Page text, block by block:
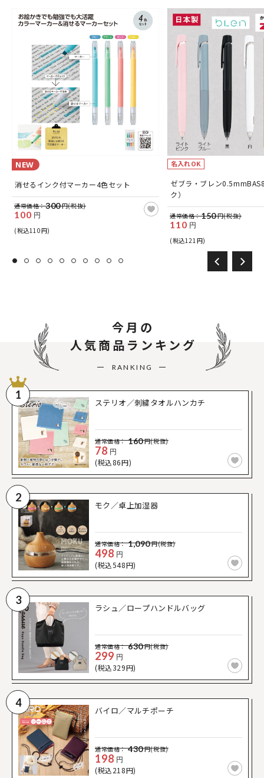
NEW
消せるインク付マーカー4色セット
通常価格：300円(税抜)
100 円
(税込110円)
名入れOK
ゼブラ・ブレン
ク）
通常価格：150円(税抜)
110 円
(税込121円)
今月の
人気商品ランキング
RANKING
1
ステリオ／刺繍タオルハンカチ
通常価格： 160円(税抜)
78 円
(税込86円)
2
モク／卓上加湿器
通常価格： 1,090円(税抜)
498 円
(税込548円)
3
ラシュ／ロープハンドルバッグ
通常価格： 630円(税抜)
299 円
(税込329円)
4
バイロ／マルチポーチ
通常価格： 430円(税抜)
198 円
(税込218円)